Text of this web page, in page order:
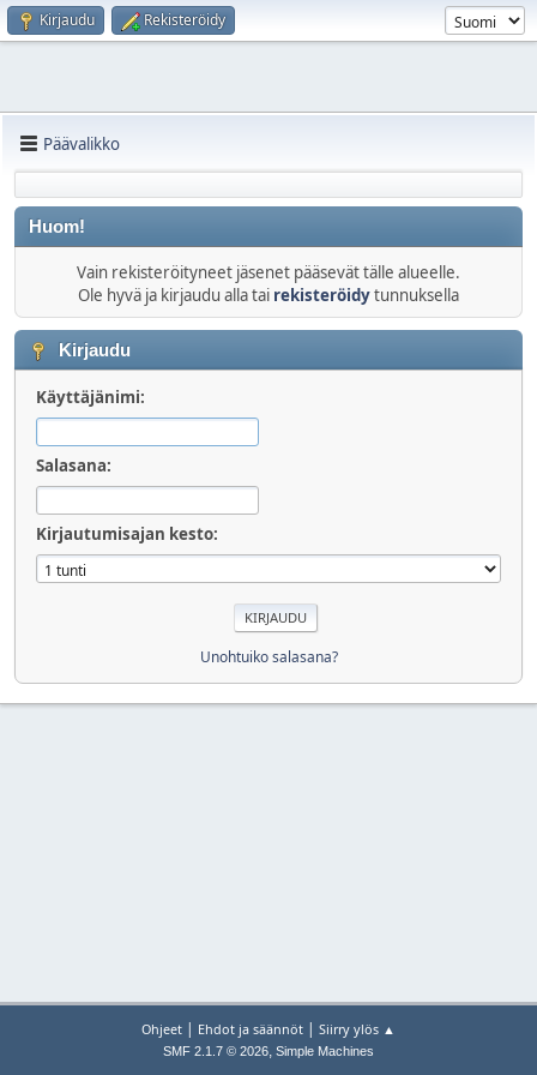
Kirjaudu Rekisteröidy
Päävalikko
Huom!
Vain rekisteröityneet jäsenet pääsevät tälle alueelle.
Ole hyvä ja kirjaudu alla tai rekisteröidytunnuksella
Kirjaudu
Käyttäjänimi:
Salasana:
Kirjautumisajan kesto:
Unohtuiko salasana?
Ohjeet | Ehdot ja säännöt | Siirry ylös ▲
SMF 2.1.7 © 2026, Simple Machines